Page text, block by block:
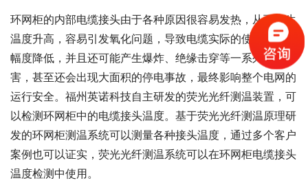
环网柜的内部电缆接头由于各种原因很容易发热，从而产生
温度升高，容易引发氧化问题，导致电缆实际的使用寿命大
幅度降低，并且还可能产生爆炸、绝缘击穿等一系列的危
害，甚至还会出现大面积的停电事故，最终影响整个电网的
运行安全。福州英诺科技自主研发的荧光光纤测温装置，可
以检测环网柜中的电缆接头温度。基于荧光光纤测温原理研
发的环网柜测温系统可以测量各种接头温度，通过多个客户
案例也可以证实，荧光光纤测温系统可以在环网柜电缆接头
温度检测中使用。